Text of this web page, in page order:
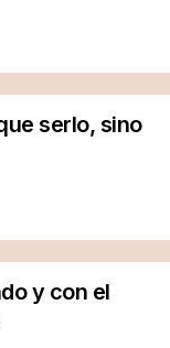
serlo, sino
y con el